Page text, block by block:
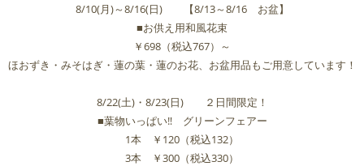
8/10(月)～8/16(日) 【8/13～8/16 お盆】
■お供え用和風花束
￥698（税込767）～
ほおずき・みそはぎ・蓮の葉・蓮のお花、お盆用品もご用意しています！
8/22(土)・8/23(日) ２日間限定！
■葉物いっぱい‼ グリーンフェアー
1本 ￥120（税込132）
3本 ￥300（税込330）